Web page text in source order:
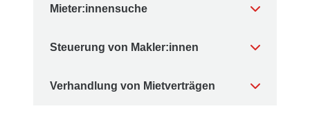
Mieter:innensuche
Steuerung von Makler:innen
Verhandlung von Mietverträgen